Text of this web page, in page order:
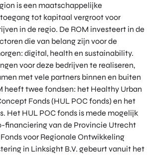
is een maatschappelijke
tot kapitaal vergroot voor
in de regio. De ROM investeert in de
die van belang zijn voor de
digital, health en sustainability.
voor deze bedrijven te realiseren,
met vele partners binnen en buiten
heeft twee fondsen: het Healthy Urban
Fonds (HUL POC fonds) en het
Het HUL POC fonds is mede mogelijk
financiering van de Provincie Utrecht
voor Regionale Ontwikkeling
in Linksight B.V. gebeurt vanuit het